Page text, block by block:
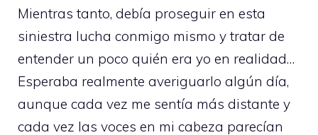
Mientras tanto, debía proseguir en esta
siniestra lucha conmigo mismo y tratar de
entender un poco quién era yo en realidad…
Esperaba realmente averiguarlo algún día,
aunque cada vez me sentía más distante y
cada vez las voces en mi cabeza parecían